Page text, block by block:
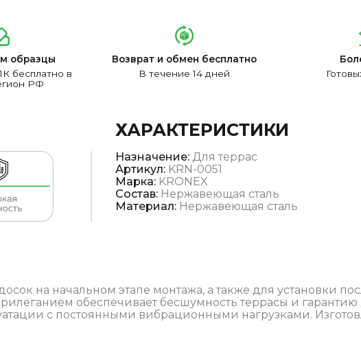
образцы
бесплатно в
РФ
Возврат и обмен бесплатно
В течение 14 дней
ХАРАКТЕРИСТИКИ
Назначение: Для террас
Артикул: KRN-0051
Марка: KRONEX
Состав: Нержавеющая сталь
Материал: Нержавеющая сталь
на начальном этапе монтажа, а также для установки
обеспечивает бесшумность террасы и
с постоянными вибрационными нагрузками.